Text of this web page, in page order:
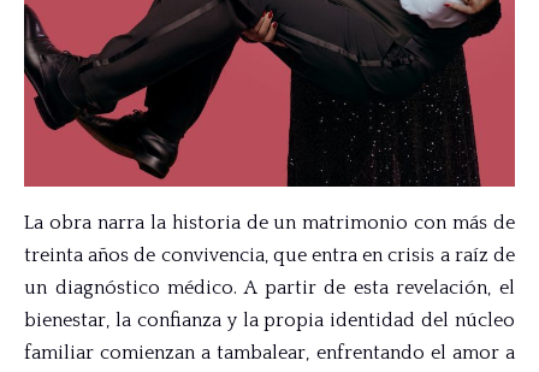
La obra narra la historia de un matrimonio con más de
treinta años de convivencia, que entra en crisis a raíz de
un diagnóstico médico. A partir de esta revelación, el
bienestar, la confianza y la propia identidad del núcleo
familiar comienzan a tambalear, enfrentando el amor a